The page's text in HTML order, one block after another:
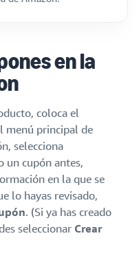
en la
coloca el
menú principal de
selecciona
un cupón antes,
en la que se
lo hayas revisado,
. (Si ya has creado
seleccionar Crear